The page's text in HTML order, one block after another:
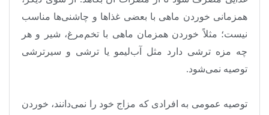
همزمانی خوردن ماهی با بعضی غذاها و چاشنی‌ها مناسب
نیست؛ مثلاً خوردن همزمان ماهی با تخم‌مرغ، شیر و هر
چه مزه ترشی دارد مثل آب‌لیمو یا ترشی و سیرترشی
توصیه نمی‌شود.
توصیه عمومی به افرادی که مزاج خود را نمی‌دانند، خوردن